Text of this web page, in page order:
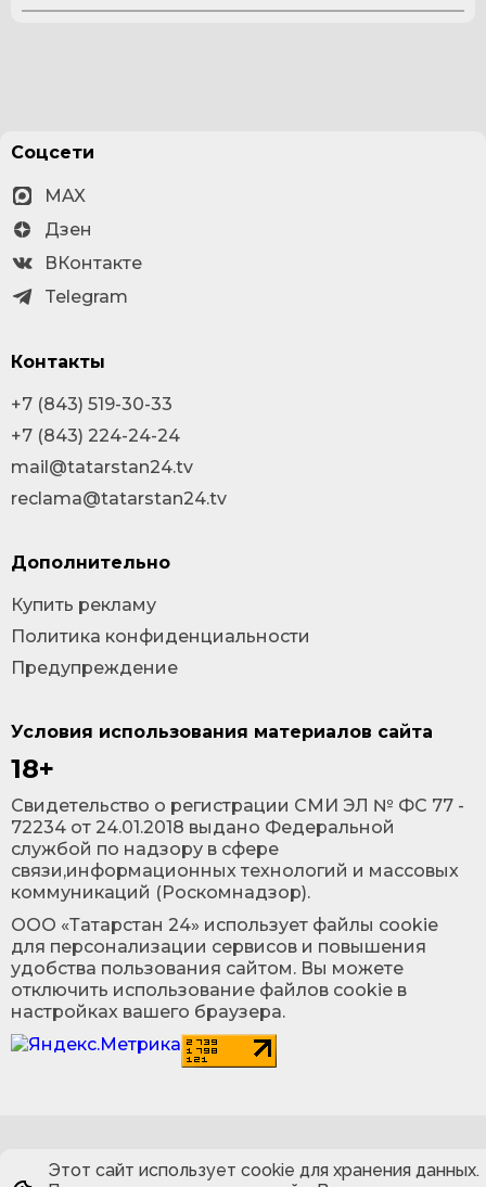
Условия использования материалов сайта
18+
Cвидетельство о регистрации СМИ ЭЛ № ФС 77 -
72234 от 24.01.2018 выдано Федеральной
службой по надзору в сфере
связи,информационных технологий и массовых
коммуникаций (Роскомнадзор).
ООО «Татарстан 24» использует файлы cookie
для персонализации сервисов и повышения
удобства пользования сайтом. Вы можете
отключить использование файлов cookie в
настройках вашего браузера.
Соцсети
MAX
Дзен
ВКонтакте
Telegram
Контакты
+7 (843) 519-30-33
+7 (843) 224-24-24
mail@tatarstan24.tv
reclama@tatarstan24.tv
Дополнительно
Купить рекламу
Политика конфиденциальности
Предупреждение
Этот сайт использует cookie для хранения данных.